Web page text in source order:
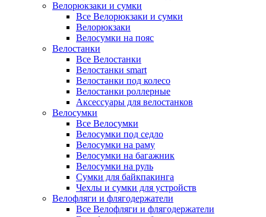
Велорюкзаки и сумки
Все Велорюкзаки и сумки
Велорюкзаки
Велосумки на пояс
Велостанки
Все Велостанки
Велостанки smart
Велостанки под колесо
Велостанки роллерные
Аксессуары для велостанков
Велосумки
Все Велосумки
Велосумки под седло
Велосумки на раму
Велосумки на багажник
Велосумки на руль
Сумки для байкпакинга
Чехлы и сумки для устройств
Велофляги и флягодержатели
Все Велофляги и флягодержатели